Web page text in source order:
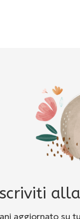
aggiornato su